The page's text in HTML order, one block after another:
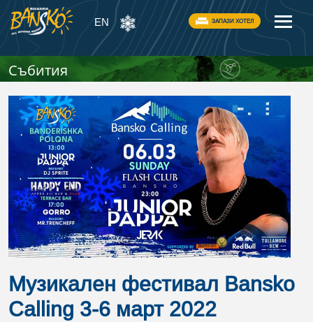
EN ЗАПАЗИ ХОТЕЛ
Събития
Музикален фестивал Bansko
Calling 3-6 март 2022